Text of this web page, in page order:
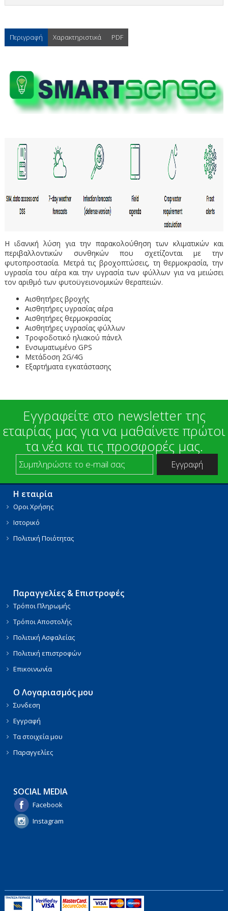
Περιγραφή Χαρακτηριστικά PDF
Η ιδανική λύση για την παρακολούθηση των κλιματικών και
περιβαλλοντικών συνθηκών που σχετίζονται με την
φυτοπροστασία. Μετρά τις βροχοπτώσεις, τη θερμοκρασία, την
υγρασία του αέρα και την υγρασία των φύλλων για να μειώσει
τον αριθμό των φυτοϋγειονομικών θεραπειών.
Αισθητήρες βροχής
Αισθητήρες υγρασίας αέρα
Αισθητήρες θερμοκρασίας
Αισθητήρες υγρασίας φύλλων
Τροφοδοτικό ηλιακού πάνελ
Ενσωματωμένο GPS
Μετάδοση 2G/4G
Εξαρτήματα εγκατάστασης
Εγγραφείτε στο newsletter της
εταιρίας μας για να μαθαίνετε πρώτοι
τα νέα και τις προσφορές μας.
Η εταιρία
Οροι Χρήσης
Ιστορικό
Πολιτική Ποιότητας
Παραγγελίες & Επιστροφές
Τρόποι Πληρωμής
Τρόποι Αποστολής
Πολιτική Ασφαλείας
Πολιτική επιστροφών
Επικοινωνία
Ο Λογαριασμός μου
Συνδεση
Εγγραφή
Τα στοιχεία μου
Παραγγελίες
SOCIAL MEDIA
Facebook
Instagram